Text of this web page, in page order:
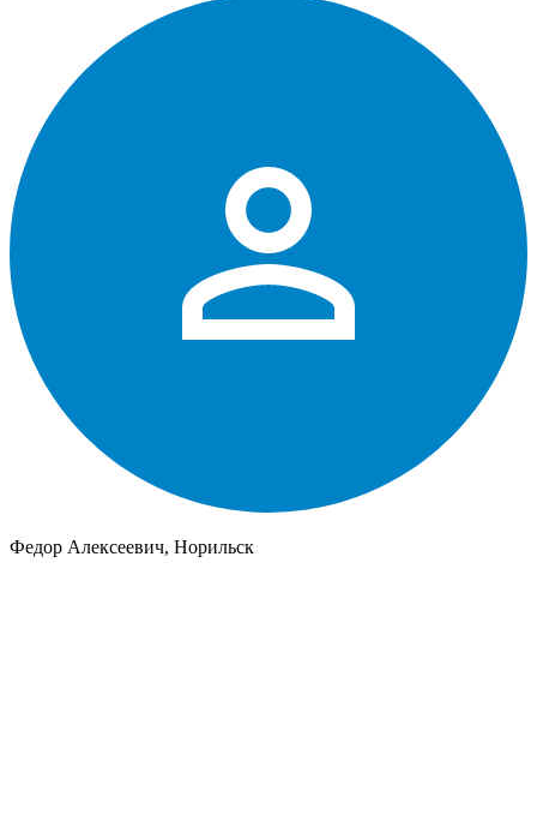
Федор Алексеевич, Норильск